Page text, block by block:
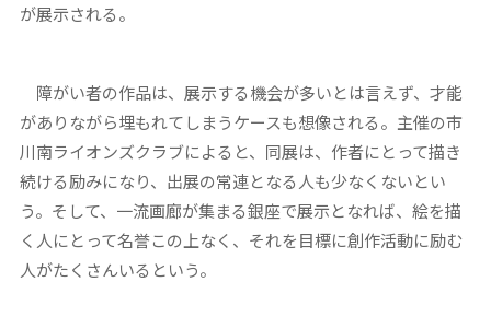
が展示される。
障がい者の作品は、展示する機会が多いとは言えず、才能
がありながら埋もれてしまうケースも想像される。主催の市
川南ライオンズクラブによると、同展は、作者にとって描き
続ける励みになり、出展の常連となる人も少なくないとい
う。そして、一流画廊が集まる銀座で展示となれば、絵を描
く人にとって名誉この上なく、それを目標に創作活動に励む
人がたくさんいるという。